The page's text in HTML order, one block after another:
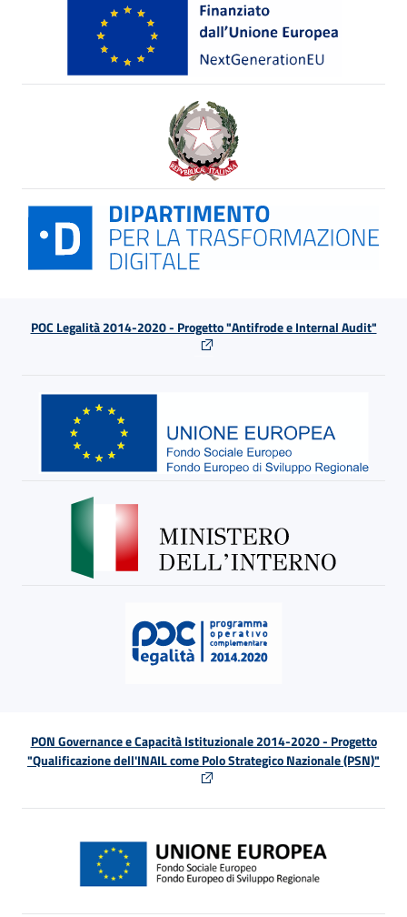
POC Legalità 2014-2020 - Progetto "Antifrode e Internal Audit"
PON Governance e Capacità Istituzionale 2014-2020 - Progetto
"Qualificazione dell'INAIL come Polo Strategico Nazionale (PSN)"